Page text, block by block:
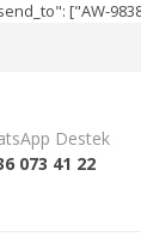
["AW-
Destek
073 41 22